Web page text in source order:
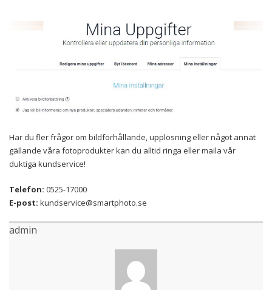
Har du fler frågor om bildförhållande, upplösning eller något annat
gällande våra fotoprodukter kan du alltid ringa eller maila vår
duktiga kundservice!
Telefon: 0525-17000
E-post: kundservice@smartphoto.se
admin